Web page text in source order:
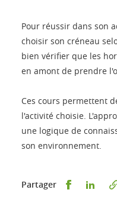
Pour réussir dans son
choisir son créneau
bien vérifier que les
en amont de prendre
Ces cours permettent
l'activité choisie.
une logique de
son environnement.
Partager Partager